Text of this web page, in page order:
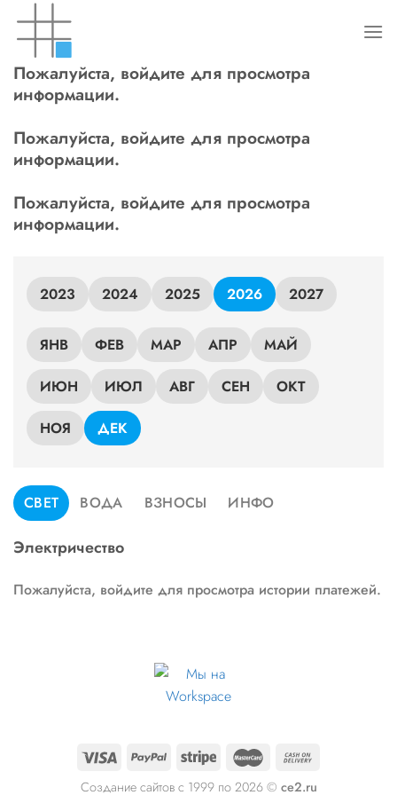
content
Пожалуйста, войдите для просмотра
информации.
Пожалуйста, войдите для просмотра
информации.
Пожалуйста, войдите для просмотра
информации.
2023 2024 2025 2026 2027
ЯНВ ФЕВ МАР АПР МАЙ
ИЮН ИЮЛ АВГ СЕН ОКТ
НОЯ ДЕК
СВЕТ ВОДА ВЗНОСЫ ИНФО
Электричество
Пожалуйста, войдите для просмотра истории платежей.
Создание сайтов с 1999 по 2026 © ce2.ru